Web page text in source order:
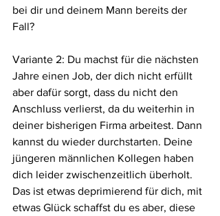
bei dir und deinem Mann bereits der
Fall?
Variante 2: Du machst für die nächsten
Jahre einen Job, der dich nicht erfüllt
aber dafür sorgt, dass du nicht den
Anschluss verlierst, da du weiterhin in
deiner bisherigen Firma arbeitest. Dann
kannst du wieder durchstarten. Deine
jüngeren männlichen Kollegen haben
dich leider zwischenzeitlich überholt.
Das ist etwas deprimierend für dich, mit
etwas Glück schaffst du es aber, diese